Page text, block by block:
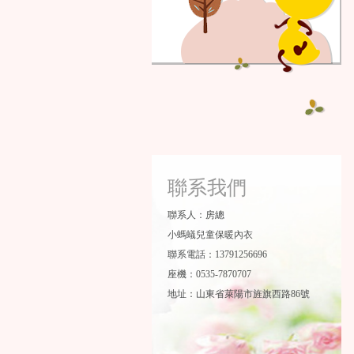
聯系我們
聯系人：房總
小螞蟻兒童保暖內衣
聯系電話：13791256696
座機：0535-7870707
地址：山東省萊陽市旌旗西路86號